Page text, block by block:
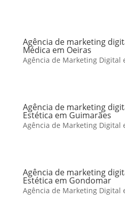
Agência de marketing
Médica em Oeiras
Agência de Marketing Digital
Agência de marketing
Estética em Guimarães
Agência de Marketing Digital
Agência de marketing
Estética em Gondomar
Agência de Marketing Digital